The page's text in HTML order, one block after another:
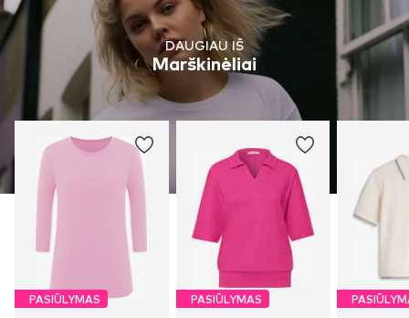
DAUGIAU IŠ
Marškinėliai
PASIŪLYMAS PASIŪLYMAS